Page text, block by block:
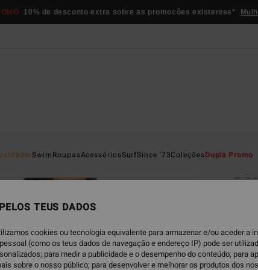
10% de desconto extra sobre as promocôes existentes*
SwimRoupasAcessóriosSurfSince '73ColeçõesDupla Promo
TEUS DADOS
cookies ou tecnologia equivalente para armazenar e/ou aceder a
(como os teus dados de navegação e endereço IP) pode ser
para medir a publicidade e o desempenho do conteúdo; para
sobre o nosso público; para desenvolver e melhorar os produtos dos